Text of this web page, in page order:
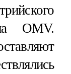
OMV.